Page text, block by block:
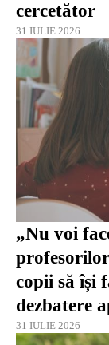
cercetător
31 IULIE 2026
„Nu voi
copii să își
dezbatere
31 IULIE 2026